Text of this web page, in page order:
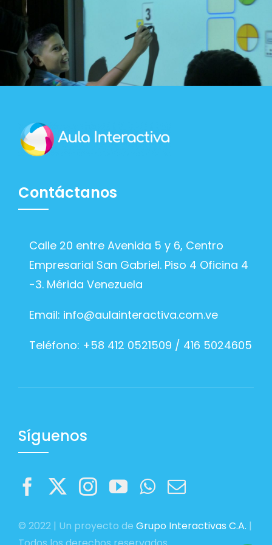
Blog
Contacto
Contáctanos
Calle 20 entre Avenida 5 y 6, Centro
Empresarial San Gabriel. Piso 4 Oficina 4
-3. Mérida Venezuela
Email: info@aulainteractiva.com.ve
Teléfono: +58 412 0521509 / 416 5024605
Síguenos
© 2022 | Un proyecto de Grupo Interactivas C.A. |